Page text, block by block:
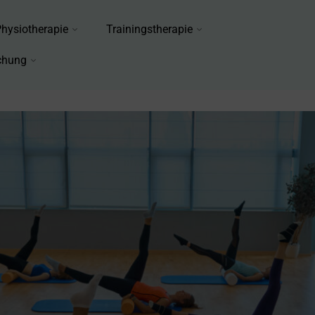
Trainingstherapie